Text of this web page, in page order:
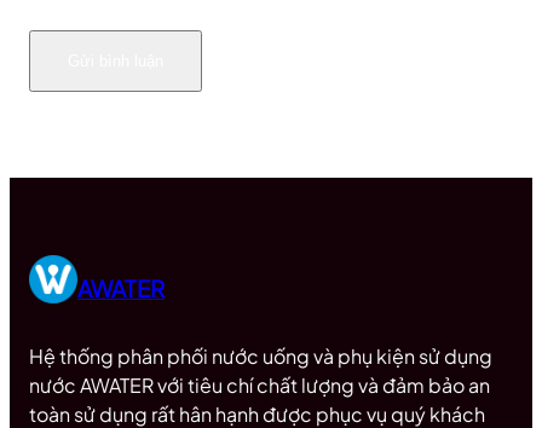
AWATER
Hệ thống phân phối nước uống và phụ kiện sử dụng
nước AWATER với tiêu chí chất lượng và đảm bảo an
toàn sử dụng rất hân hạnh được phục vụ quý khách